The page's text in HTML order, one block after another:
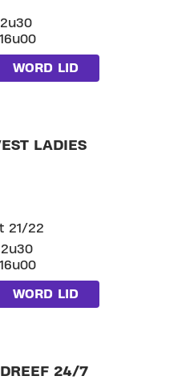
WORD LID
LADIES
21/22
WORD LID
24/7